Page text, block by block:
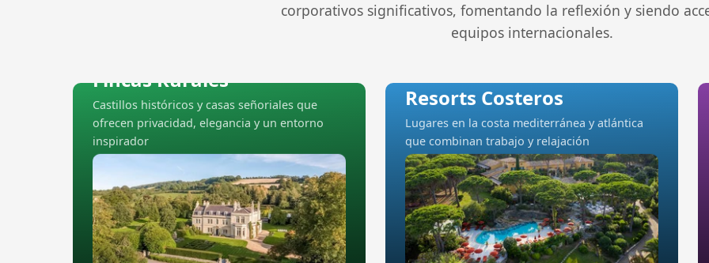
corporativos significativos, fomentando la reflexión y siendo
equipos internacionales.
Fincas Rurales
Castillos históricos y casas señoriales que
ofrecen privacidad, elegancia y un entorno
inspirador
Resorts Costeros
Lugares en la costa mediterránea y atlántica
que combinan trabajo y relajación